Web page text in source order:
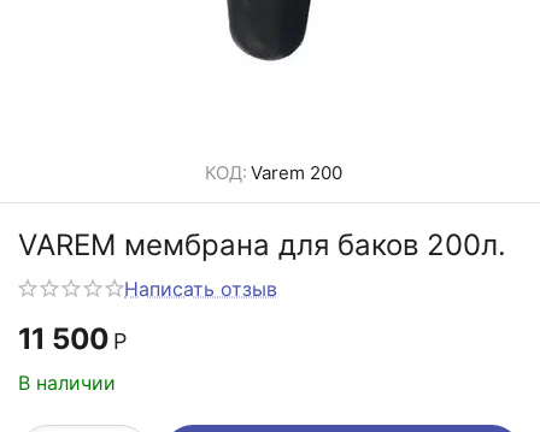
КОД: Varem 200
VAREM мембрана для баков 200л.
Написать отзыв
11 500 Р
В наличии